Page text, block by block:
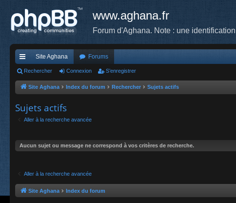
www.aghana.fr
Forum d'Aghana. Note : une
cc
ès
Site Aghana Forums
Rechercher Connexion S’enregistrer
Site Aghana Index du forum Rechercher Sujets actifs
Sujets actifs
Aller à la recherche avancée
Aucun sujet ou message ne correspond à vos critères de recherche.
Aller à la recherche avancée
Site Aghana Index du forum